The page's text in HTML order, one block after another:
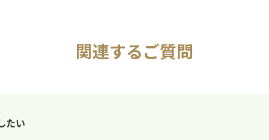
関連するご質問
たい